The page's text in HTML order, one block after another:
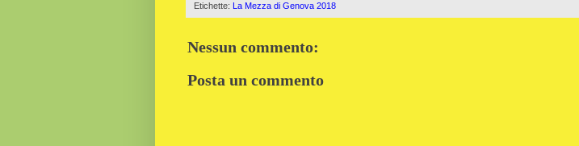
Etichette: La Mezza di Genova 2018
Nessun commento:
Posta un commento